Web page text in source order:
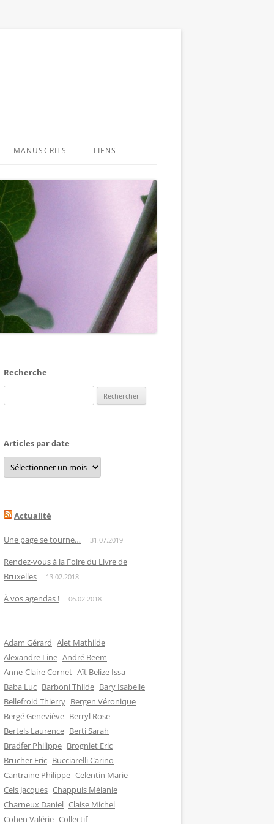
MANUSCRITS LIENS
Recherche
Articles par date
Articles
par
date
Actualité
Une page se tourne… 31.07.2019
Rendez-vous à la Foire du Livre de
Bruxelles
13.02.2018
À vos agendas ! 06.02.2018
Adam Gérard Alet Mathilde
Alexandre Line André Beem
Anne-Claire Cornet Aït Belize Issa
Baba Luc Barboni Thilde Bary Isabelle
Bellefroid Thierry Bergen Véronique
Bergé Geneviève Berryl Rose
Bertels Laurence Berti Sarah
Bradfer Philippe Brogniet Eric
Brucher Eric Bucciarelli Carino
Cantraine Philippe Celentin Marie
Cels Jacques Chappuis Mélanie
Charneux Daniel Claise Michel
Cohen Valérie Collectif